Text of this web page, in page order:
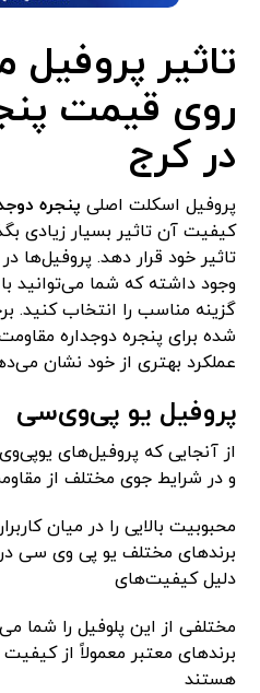
تاثیر پروفیل
روی قیمت
در کرج
پروفیل اسکلت اصلی پنجره
کیفیت آن تاثیر بسیار زیادی
تاثیر خود قرار دهد. پروفیل‌ها
وجود داشته که شما می‌توانید
گزینه مناسب را انتخاب کنید.
شده برای پنجره دوجداره
عملکرد بهتری از خود نشان
پروفیل یو پی‌وی‌سی
از آنجایی که پروفیل‌های
و در شرایط جوی مختلف از
محبوبیت بالایی را در میان
برندهای مختلف یو پی وی سی در
دلیل کیفیت‌های
مختلفی از این پلوفیل را شما
برندهای معتبر معمولاً از
هستند